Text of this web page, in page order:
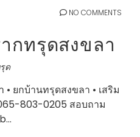
NO COMMENTS
กทรุดสงขลา
ด
ยกบ้านทรุดสงขลา • เสริม
803-0205 สอบถาม